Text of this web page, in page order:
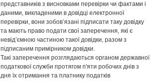
представників з висновками перевірки чи фактами і
даними, викладеними в довідці електронної
перевірки, вони зобов’язані підписати таку довідку
та мають право подати свої заперечення, які є
невід’ємною частиною такої довідки, разом з
підписаним примірником довідки.
Такі заперечення розглядаються органом державної
податкової служби протягом п'яти робочих днів з
дня їх отримання та платнику податків